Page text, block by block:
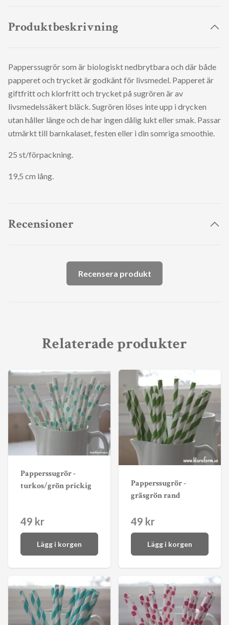
Produktbeskrivning
Papperssugrör som är biologiskt nedbrytbara och där både
papperet och trycket är godkänt för livsmedel. Papperet är
giftfritt och klorfritt och trycket på sugrören är av
livsmedelssäkert bläck. Sugrören löses inte upp i drycken
utan håller länge och de har ingen dålig lukt eller smak. Passar
utmärkt till barnkalaset, festen eller i din somriga smoothie.
25 st/förpackning.
19,5 cm lång.
Recensioner
Recensera produkt
Relaterade produkter
Papperssugrör -
turkos/grön prickig
49 kr
Lägg i korgen
Papperssugrör -
gräsgrön rand
49 kr
Lägg i korgen